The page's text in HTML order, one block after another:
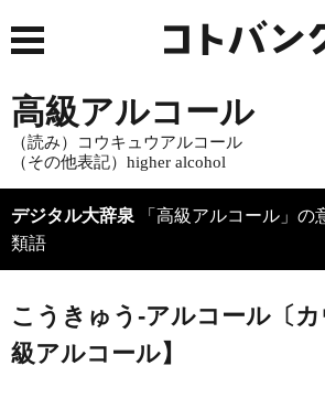
高級アルコール
（読み）コウキュウアルコール
（その他表記）higher alcohol
デジタル大辞泉
類語
こうきゅう‐アルコール〔
級アルコール】